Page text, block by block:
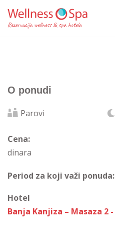
O ponudi
Parovi
Cena:
dinara
Period za koji važi ponuda:
Hotel
Banja Kanjiza – Masaza 2 -